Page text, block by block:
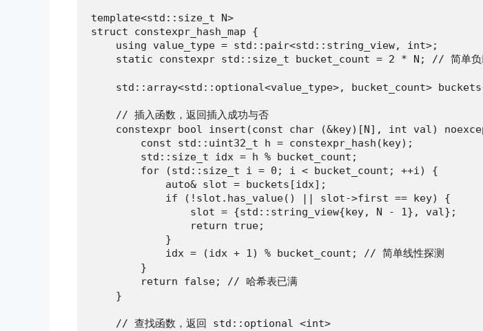
template<std::size_t N>
struct constexpr_hash_map {
    using value_type = std::pair<std::string_view, int>;
static constexpr std::size_t bucket_count = 2 * N; // 简单负
std::array<std::optional<value_type>, bucket_count>
    // 插入函数，返回插入成功与否
constexpr bool insert(const char (&key)[N], int val)
        const std::uint32_t h = constexpr_hash(key);
        std::size_t idx = h % bucket_count;
        for (std::size_t i = 0; i < bucket_count; ++i) {
            auto& slot = buckets[idx];
            if (!slot.has_value() || slot->first == key) {
                slot = {std::string_view{key, N - 1}, val};
                return true;
            }
            idx = (idx + 1) % bucket_count; // 简单线性探测
        }
        return false; // 哈希表已满
    }
    // 查找函数，返回 std::optional <int>